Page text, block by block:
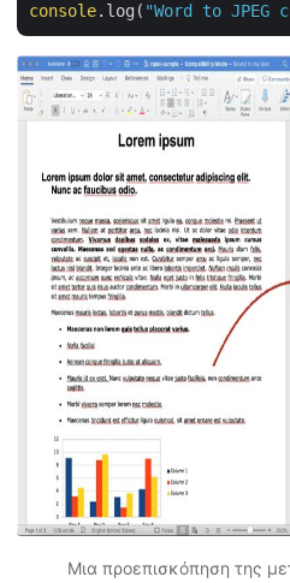
console.log( "Word to
Μια προεπισκόπηση της